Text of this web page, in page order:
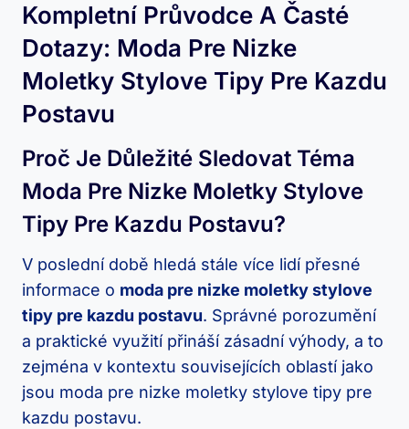
Kompletní Průvodce A Časté
Dotazy: Moda Pre Nizke
Moletky Stylove Tipy Pre Kazdu
Postavu
Proč Je Důležité Sledovat Téma
Moda Pre Nizke Moletky Stylove
Tipy Pre Kazdu Postavu?
V poslední době hledá stále více lidí přesné
informace o moda pre nizke moletky stylove
tipy pre kazdu postavu. Správné porozumění
a praktické využití přináší zásadní výhody, a to
zejména v kontextu souvisejících oblastí jako
jsou moda pre nizke moletky stylove tipy pre
kazdu postavu.